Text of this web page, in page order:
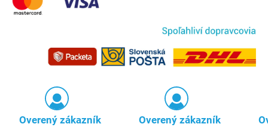
Overený zákazník Overený zákazník